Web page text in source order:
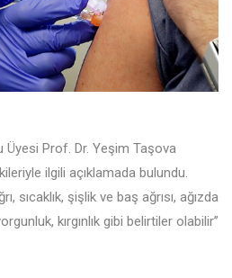
Üyesi Prof. Dr. Yeşim Taşova
ilgili açıklamada bulundu.
sıcaklık, şişlik ve baş ağrısı, ağızda
kırgınlık gibi belirtiler olabilir”